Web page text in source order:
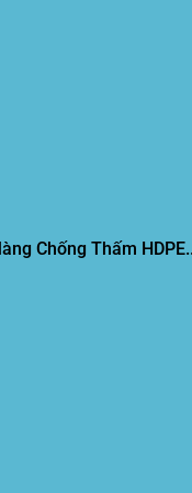
Chống Thấm